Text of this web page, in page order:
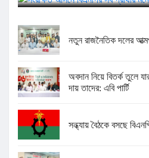
নতুন রাজনৈতিক দলের
অবদান নিয়ে বিতর্ক তুলে
দায় তাদের: এবি পার্টি
সন্ধ্যায় বৈঠকে বসছে